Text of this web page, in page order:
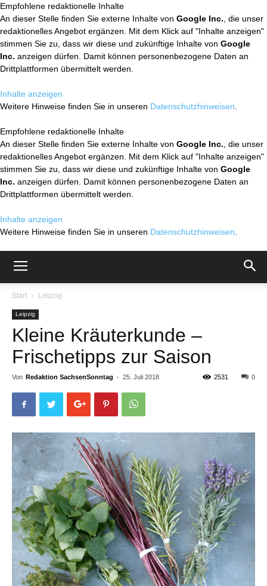
Empfohlene redaktionelle Inhalte
An dieser Stelle finden Sie externe Inhalte von Google Inc. , die unser
redaktionelles Angebot ergänzen. Mit dem Klick auf "Inhalte anzeigen"
stimmen Sie zu, dass wir diese und zukünftige Inhalte von Google
Inc. anzeigen dürfen. Damit können personenbezogene Daten an
Drittplattformen übermittelt werden.
Inhalte anzeigen
Weitere Hinweise finden Sie in unseren Datenschutzhinweisen
Empfohlene redaktionelle Inhalte
An dieser Stelle finden Sie externe Inhalte von Google Inc. , die unser
redaktionelles Angebot ergänzen. Mit dem Klick auf "Inhalte anzeigen"
stimmen Sie zu, dass wir diese und zukünftige Inhalte von Google
Inc. anzeigen dürfen. Damit können personenbezogene Daten an
Drittplattformen übermittelt werden.
Inhalte anzeigen
Weitere Hinweise finden Sie in unseren Datenschutzhinweisen
Start Leipzig
Leipzig
Kleine Kräuterkunde –
Frischetipps zur Saison
Von Redaktion SachsenSonntag - 25. Juli 2018 0
2531